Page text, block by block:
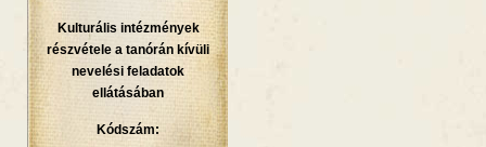
Kulturális intézmények
részvétele a tanórán kívüli
nevelési feladatok
ellátásában
Kódszám: